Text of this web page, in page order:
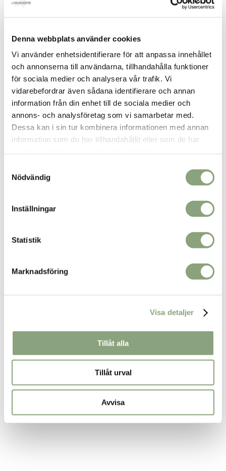
Denna webbplats använder cookies
Vi använder enhetsidentifierare för att anpassa innehållet
och annonserna till användarna, tillhandahålla funktioner
för sociala medier och analysera vår trafik. Vi
vidarebefordrar även sådana identifierare och annan
information från din enhet till de sociala medier och
annons- och analysföretag som vi samarbetar med.
Dessa kan i sin tur kombinera informationen med annan
information som du har tillhandahållit eller som de har
Nödvändig
Inställningar
Statistik
Marknadsföring
Visa detaljer
Tillåt alla
Tillåt urval
Avvisa
Claret velvet pants
Välj storlek